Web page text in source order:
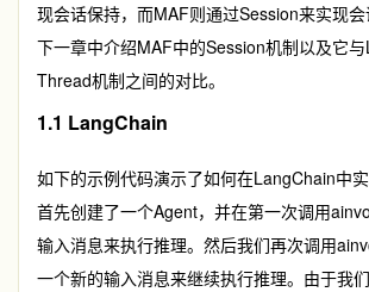
现会话保持，而MAF则通过Session来实现
下一章中介绍MAF中的Session机制以及它
Thread机制之间的对比。
1.1 LangChain
如下的示例代码演示了如何在LangChain中
首先创建了一个Agent，并在第一次调用
输入消息来执行推理。然后我们再次调用
一个新的输入消息来继续执行推理。由于我